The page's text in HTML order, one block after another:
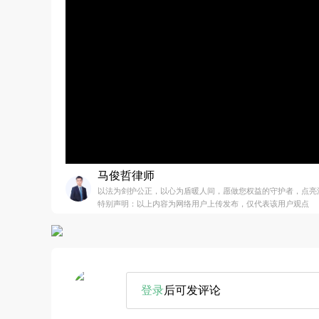
马俊哲律师
以法为剑护公正，以心为盾暖人间，愿做您权益的守护者，点亮
特别声明：以上内容为网络用户上传发布，仅代表该用户观点
登录后可发评论